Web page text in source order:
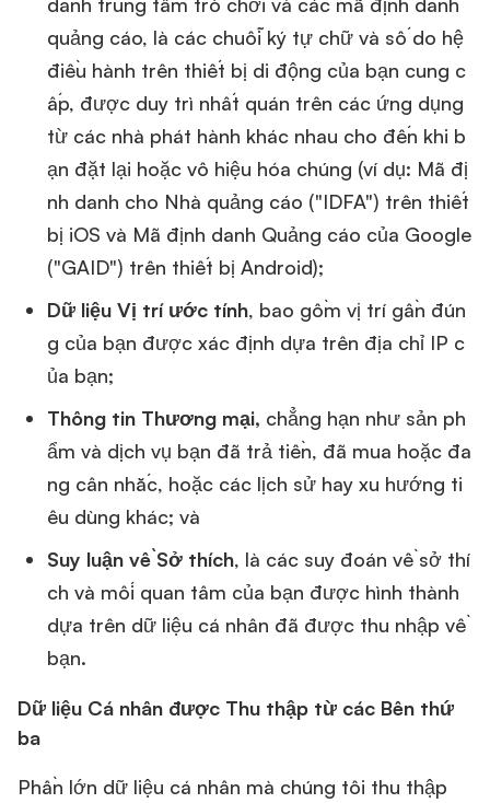
quảng cáo, là các chuỗi ký tự chữ và số do hệ
điều hành trên thiết bị di động của bạn cung c
ấp, được duy trì nhất quán trên các ứng dụng
từ các nhà phát hành khác nhau cho đến khi b
ạn đặt lại hoặc vô hiệu hóa chúng (ví dụ: Mã đị
nh danh cho Nhà quảng cáo ("IDFA") trên thiết
bị iOS và Mã định danh Quảng cáo của Google
("GAID") trên thiết bị Android);
Dữ liệu Vị trí ước tính, bao gồm vị trí gần đún
g của bạn được xác định dựa trên địa chỉ IP c
ủa bạn;
Thông tin Thương mại, chẳng hạn như sản ph
ẩm và dịch vụ bạn đã trả tiền, đã mua hoặc đa
ng cân nhắc, hoặc các lịch sử hay xu hướng ti
êu dùng khác; và
Suy luận về Sở thích, là các suy đoán về sở thí
ch và mối quan tâm của bạn được hình thành
dựa trên dữ liệu cá nhân đã được thu nhập về
bạn.
Dữ liệu Cá nhân được Thu thập từ các Bên thứ
ba
Phần lớn dữ liệu cá nhân mà chúng tôi thu thập